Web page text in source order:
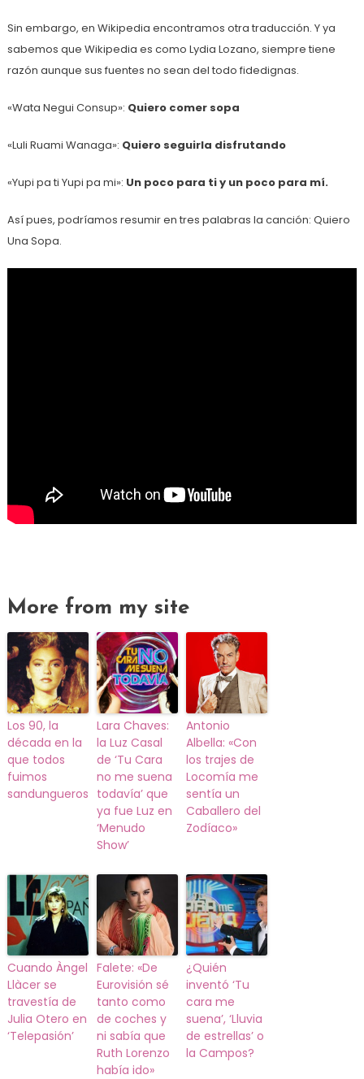
Sin embargo, en Wikipedia encontramos otra traducción. Y ya
sabemos que Wikipedia es como Lydia Lozano, siempre tiene
razón aunque sus fuentes no sean del todo fidedignas.
«Wata Negui Consup»: Quiero comer sopa
«Luli Ruami Wanaga»: Quiero seguirla disfrutando
«Yupi pa ti Yupi pa mi»: Un poco para ti y un poco para mí.
Así pues, podríamos resumir en tres palabras la canción: Quiero
Una Sopa.
More from my site
Los 90, la
década en la
que todos
fuimos
sandungueros
Lara Chaves:
la Luz Casal
de ‘Tu Cara
no me suena
todavía’ que
ya fue Luz en
‘Menudo
Show’
Antonio
Albella: «Con
los trajes de
Locomía me
sentía un
Caballero del
Zodíaco»
Cuando Àngel
Llàcer se
travestía de
Julia Otero en
‘Telepasión’
Falete: «De
Eurovisión sé
tanto como
de coches y
ni sabía que
Ruth Lorenzo
había ido»
¿Quién
inventó ‘Tu
cara me
suena’, ‘Lluvia
de estrellas’ o
la Campos?